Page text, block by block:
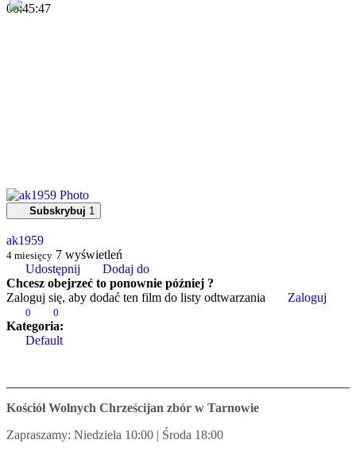
00:45:47
Subskrybuj 1
ak1959
4 miesięcy 7 wyświetleń
Udostępnij
Dodaj do
Chcesz obejrzeć to ponownie później ?
Zaloguj się, aby dodać ten film do listy odtwarzania
Zaloguj
0 0
Kategoria:
Default
Kościół Wolnych Chrześcijan zbór w Tarnowie
Zapraszamy: Niedziela 10:00 | Środa 18:00